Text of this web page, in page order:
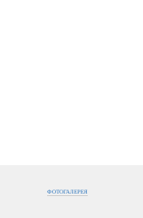
ФОТОГАЛЕРЕЯ